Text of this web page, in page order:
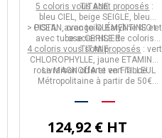
TITANE
5 coloris vous sont proposés :
bleu CIEL, beige SEIGLE, bleu
OCEAN, orange CLÉMENTINE et
rose CERISIER.
>PISTIL: avec toile Batyline ISO et
avec tube acier HLE de coloris
TITANE
4 coloris vous sont proposés : vert
CHLOROPHYLLE, jaune ETAMINE,
rose MAGNOLIA et vert TILLEUL
Livraison offerte en France
Métropolitaine à partir de 50€
124,92 € HT